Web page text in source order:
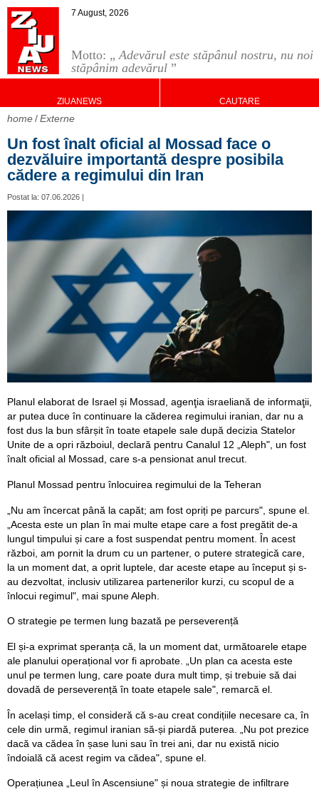
Motto: „Adevărul este stăpânul nostru, nu noi
stăpânim adevărul ”
7 August, 2026
ZIUANEWS CAUTARE
home Externe
Un fost înalt oficial al Mossad face o
dezvăluire importantă despre posibila
cădere a regimului din Iran
Postat la: 07.06.2026 |
Planul elaborat de Israel și Mossad, agenţia israeliană de informaţii,
ar putea duce în continuare la căderea regimului iranian, dar nu a
fost dus la bun sfârșit în toate etapele sale după decizia Statelor
Unite de a opri războiul, declară pentru Canalul 12 „Aleph", un fost
înalt oficial al Mossad, care s-a pensionat anul trecut.
Planul Mossad pentru înlocuirea regimului de la Teheran
„Nu am încercat până la capăt; am fost opriți pe parcurs", spune el.
„Acesta este un plan în mai multe etape care a fost pregătit de-a
lungul timpului și care a fost suspendat pentru moment. În acest
război, am pornit la drum cu un partener, o putere strategică care,
la un moment dat, a oprit luptele, dar aceste etape au început și s-
au dezvoltat, inclusiv utilizarea partenerilor kurzi, cu scopul de a
înlocui regimul", mai spune Aleph.
O strategie pe termen lung bazată pe perseverență
El și-a exprimat speranța că, la un moment dat, următoarele etape
ale planului operațional vor fi aprobate. „Un plan ca acesta este
unul pe termen lung, care poate dura mult timp, și trebuie să dai
dovadă de perseverență în toate etapele sale", remarcă el.
În același timp, el consideră că s-au creat condițiile necesare ca, în
cele din urmă, regimul iranian să-și piardă puterea. „Nu pot prezice
dacă va cădea în șase luni sau în trei ani, dar nu există nicio
îndoială că acest regim va cădea", spune el.
Operațiunea „Leul în Ascensiune" și noua strategie de infiltrare